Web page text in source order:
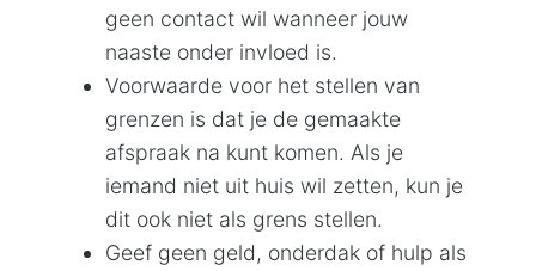
geen contact wil wanneer jouw
naaste onder invloed is.
Voorwaarde voor het stellen van
grenzen is dat je de gemaakte
afspraak na kunt komen. Als je
iemand niet uit huis wil zetten, kun je
dit ook niet als grens stellen.
Geef geen geld, onderdak of hulp als